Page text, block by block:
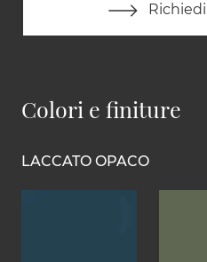
Colori e finiture
LACCATO OPACO